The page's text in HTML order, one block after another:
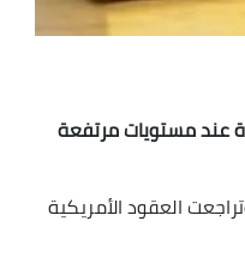
عند مستويات مرتفعة
للأوقية (الأونصة). وتراجعت العقود الأمريكية